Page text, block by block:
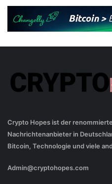
Crypto Hopes ist der
Nachrichtenanbieter in
Bitcoin, Technologie und viele
Admin@cryptohopes.com